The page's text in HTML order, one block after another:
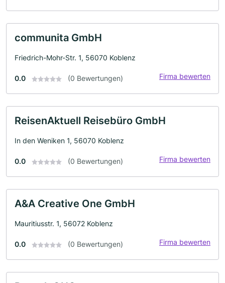
communita GmbH
Friedrich-Mohr-Str. 1, 56070 Koblenz
0.0 (0 Bewertungen) Firma bewerten
ReisenAktuell Reisebüro GmbH
In den Weniken 1, 56070 Koblenz
0.0 (0 Bewertungen) Firma bewerten
A&A Creative One GmbH
Mauritiusstr. 1, 56072 Koblenz
0.0 (0 Bewertungen) Firma bewerten